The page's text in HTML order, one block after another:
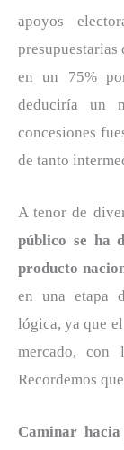
apoyos
presupuestarias
en un 75%
deduciría un
concesiones
de tanto
A tenor de
público se ha
producto
en una etapa
lógica, ya que
mercado, con
Recordemos
Caminar hacia